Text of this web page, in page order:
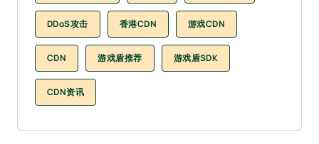
DDoS攻击 香港CDN 游戏CDN
CDN 游戏盾推荐 游戏盾SDK
CDN资讯